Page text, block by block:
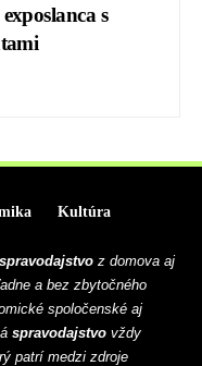
s
Kultúra
spravodajstvo z domova aj
a bez zbytočného
spoločenské aj
spravodajstvo vždy
patrí medzi zdroje